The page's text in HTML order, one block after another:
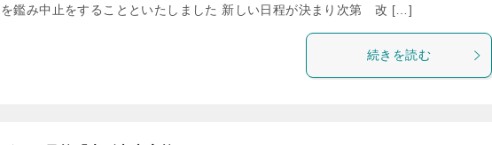
を鑑み中止をすることといたしました 新しい日程が決まり次第 改 […]
続きを読む